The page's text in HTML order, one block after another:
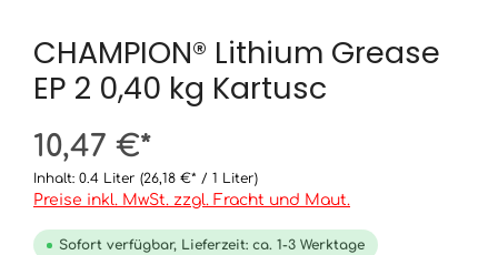
CHAMPION® Lithium Grease
EP 2 0,40 kg Kartusc
10,47 €*
Inhalt: 0.4 Liter (26,18 €* / 1 Liter)
Preise inkl. MwSt. zzgl. Fracht und Maut.
Sofort verfügbar, Lieferzeit: ca. 1-3 Werktage